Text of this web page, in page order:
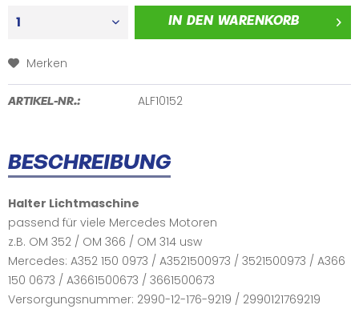
IN DEN WARENKORB
Merken
ARTIKEL-NR.: ALF10152
BESCHREIBUNG
Halter Lichtmaschine
passend für viele Mercedes Motoren
z.B. OM 352 / OM 366 / OM 314 usw
Mercedes: A352 150 0973 / A3521500973 / 3521500973 / A366
150 0673 / A3661500673 / 3661500673
Versorgungsnummer: 2990-12-176-9219 / 2990121769219